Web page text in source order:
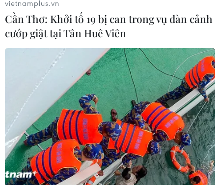
Năm 2023 có thể trở thành năm nóng nhất
trong lịch sử
19/09/2023 22:27
Nhiệt độ bề mặt biển trung bình trên toàn cầu tăng lên
mức cao kỷ lục trong tháng 4, trong khi nhiệt độ không
khí trên đất liền trung bình trên toàn cầu cũng tăng lên
mức cao thứ 2 trong tháng 6.
vietnamplus.vn
Cần Thơ: Khởi tố 19 bị can trong vụ dàn cảnh
cướp giật tại Tân Huê Viên